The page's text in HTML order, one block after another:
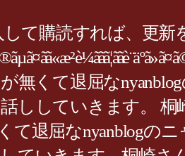
て購読すれば、更
無くて退屈な
ししていきます。
て退屈なnyanblogの